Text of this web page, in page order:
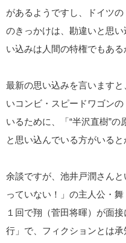
があるようですし、ドイツ
のきっかけは、勘違いと思
い込みは人間の特権でもある
最新の思い込みを言います
いコンビ・スピードワゴン
いるために、「“半沢直樹”の
と思い込んでいる方がいると
余談ですが、池井戸潤さん
っていない！」の主人公・
１回で翔（菅田将暉）が面
行」で、フィクションとは